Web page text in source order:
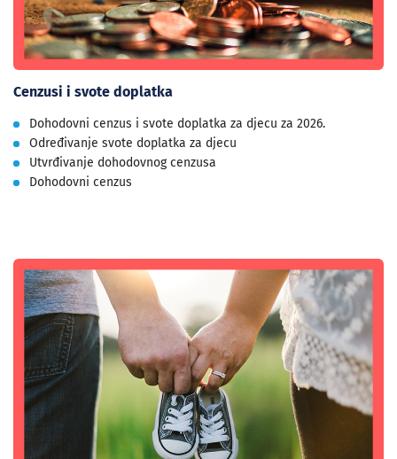
Cenzusi i svote doplatka
Dohodovni cenzus i svote doplatka za djecu za 2026.
Određivanje svote doplatka za djecu
Utvrđivanje dohodovnog cenzusa
Dohodovni cenzus